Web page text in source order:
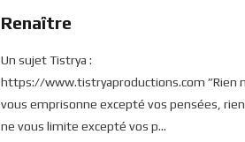
Renaître
Un sujet Tistrya :
https://www.tistryaproductions.com ”Rien
vous emprisonne excepté vos pensées, rien
ne vous limite excepté vos p...